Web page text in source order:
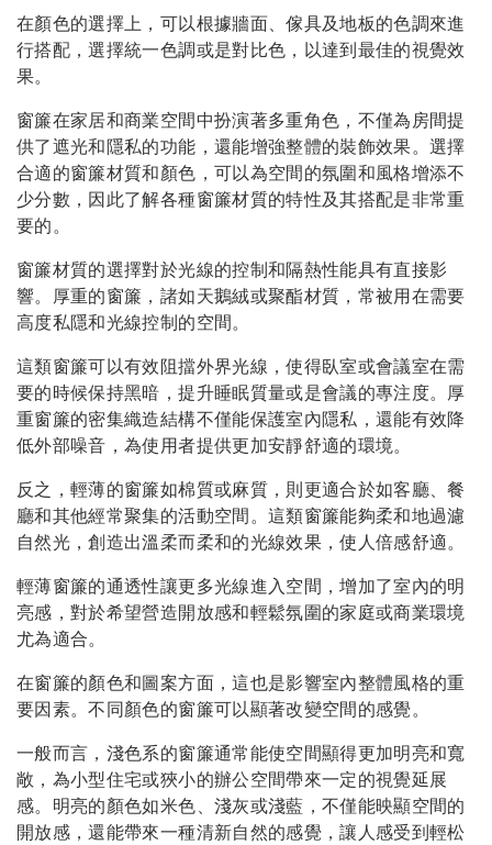
在顏色的選擇上，可以根據牆面、傢具及地板的色調來進
行搭配，選擇統一色調或是對比色，以達到最佳的視覺效
果。
窗簾在家居和商業空間中扮演著多重角色，不僅為房間提
供了遮光和隱私的功能，還能增強整體的裝飾效果。選擇
合適的窗簾材質和顏色，可以為空間的氛圍和風格增添不
少分數，因此了解各種窗簾材質的特性及其搭配是非常重
要的。
窗簾材質的選擇對於光線的控制和隔熱性能具有直接影
響。厚重的窗簾，諸如天鵝絨或聚酯材質，常被用在需要
高度私隱和光線控制的空間。
這類窗簾可以有效阻擋外界光線，使得臥室或會議室在需
要的時候保持黑暗，提升睡眠質量或是會議的專注度。厚
重窗簾的密集織造結構不僅能保護室內隱私，還能有效降
低外部噪音，為使用者提供更加安靜舒適的環境。
反之，輕薄的窗簾如棉質或麻質，則更適合於如客廳、餐
廳和其他經常聚集的活動空間。這類窗簾能夠柔和地過濾
自然光，創造出溫柔而柔和的光線效果，使人倍感舒適。
輕薄窗簾的通透性讓更多光線進入空間，增加了室內的明
亮感，對於希望營造開放感和輕鬆氛圍的家庭或商業環境
尤為適合。
在窗簾的顏色和圖案方面，這也是影響室內整體風格的重
要因素。不同顏色的窗簾可以顯著改變空間的感覺。
一般而言，淺色系的窗簾通常能使空間顯得更加明亮和寬
敞，為小型住宅或狹小的辦公空間帶來一定的視覺延展
感。明亮的顏色如米色、淺灰或淺藍，不僅能映顯空間的
開放感，還能帶來一種清新自然的感覺，讓人感受到輕松